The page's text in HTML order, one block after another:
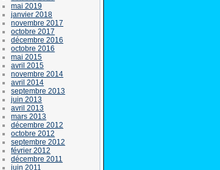
mai 2019
janvier 2018
novembre 2017
octobre 2017
décembre 2016
octobre 2016
mai 2015
avril 2015
novembre 2014
avril 2014
septembre 2013
juin 2013
avril 2013
mars 2013
décembre 2012
octobre 2012
septembre 2012
février 2012
décembre 2011
juin 2011